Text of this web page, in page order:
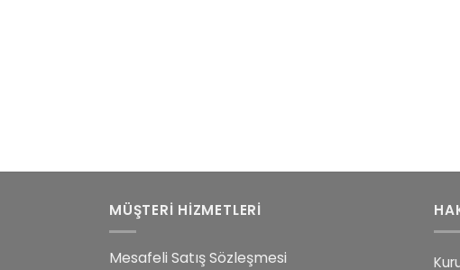
MÜŞTERİ HİZMETLERİ
Mesafeli Satış Sözleşmesi